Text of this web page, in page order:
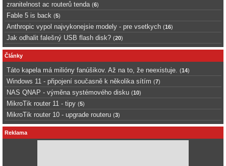
zranitelnost ac routerů tenda (6)
Fable 5 is back (5)
Anthropic vypol najvykonejsie modely - pre vsetkych (16)
Jak odhalit falešný USB flash disk? (20)
Články
Táto kapela má milióny fanúšikov. Až na to, že neexistuje. (14)
Windows 11 - připojení současně k několika sítím (7)
NAS QNAP - výměna systémového disku (10)
MikroTik router 11 - tipy (5)
MikroTik router 10 - upgrade routeru (3)
Reklama